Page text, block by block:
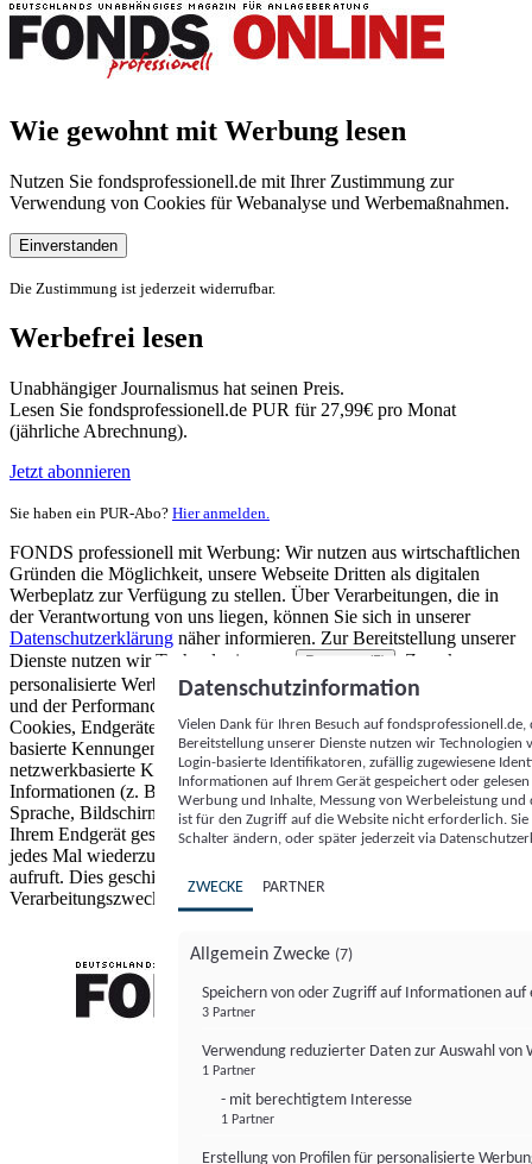
Wie gewohnt mit Werbung lesen
Nutzen Sie fondsprofessionell.de mit Ihrer Zustimmung zur
Verwendung von Cookies für Webanalyse und Werbemaßnahmen.
Einverstanden
Die Zustimmung ist jederzeit widerrufbar.
Werbefrei lesen
Unabhängiger Journalismus hat seinen Preis.
Lesen Sie fondsprofessionell.de PUR für 27,99€ pro Monat
(jährliche Abrechnung).
Jetzt abonnieren
Sie haben ein PUR-Abo? Hier anmelden.
FONDS professionell mit Werbung: Wir nutzen aus wirtschaftlichen
Gründen die Möglichkeit, unsere Webseite Dritten als digitalen
Werbeplatz zur Verfügung zu stellen. Über Verarbeitungen, die in
der Verantwortung von uns liegen, können Sie sich in unserer
Datenschutzerklärung näher informieren. Zur Bereitstellung unserer
Dienste nutzen wir Technologien von
Partnern (5)
. Zwecke:
personalisierte Werbung und Inhalte, Messung von Werbeleistung
und der Performance von Inhalten sowie Zielgruppenforschung.
Cookies, Endgeräte- oder ähnliche Online-Kennungen (z. B. login-
basierte Kennungen, zufällig generierte Kennungen,
netzwerkbasierte Kennungen) können zusammen mit anderen
Informationen (z. B. Browsertyp und Browserinformationen,
Sprache, Bildschirmgröße, unterstützte Technologien usw.) auf
Ihrem Endgerät gespeichert oder von dort ausgelesen werden, um es
jedes Mal wiederzuerkennen, wenn es eine App oder einer Webseite
aufruft. Dies geschieht für einen oder mehrere der hier aufgeführten
Verarbeitungszwecke.
Datenschutzinformation
Vielen Dank für Ihren Besuch auf
Bereitstellung unserer Dienste nutzen wir Technologien
Login-basierte Identifikatoren, zufällig zugewiesene
Informationen auf Ihrem Gerät gespeichert oder
Werbung und Inhalte, Messung von Werbeleistung
ist für den Zugriff auf die Website nicht erforderlich.
Schalter ändern, oder später jederzeit via
ZWECKE PARTNER
Allgemein Zwecke (7)
Speichern von oder Zugriff auf Informationen auf
3 Partner
Verwendung reduzierter Daten zur Auswahl von
1 Partner
- mit berechtigtem Interesse
1 Partner
Erstellung von Profilen für personalisierte
FONDS professionell